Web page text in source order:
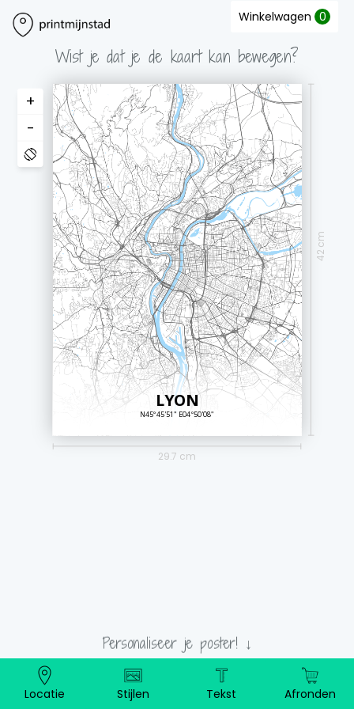
Locatie Stijlen Tekst Afronden
Personaliseer je poster! ↓
Winkelwagen 0
+
-
42 cm
29.7 cm
LYON
N45º45'51" E04º50'08"
Wist je dat je de kaart kan bewegen?